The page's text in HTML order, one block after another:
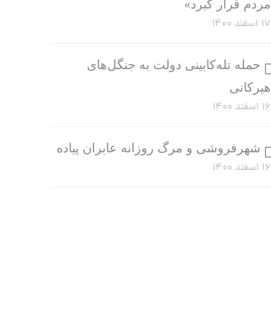
مردم قرار گیرد»
۱۷ اسفند ۱۴۰۰
حمله تله‌کابینی دولت به جنگل‌های
هیرکانی
۱۶ اسفند ۱۴۰۰
شهرفروشی و مرگ روزانه عابران پیاده
۱۶ اسفند ۱۴۰۰